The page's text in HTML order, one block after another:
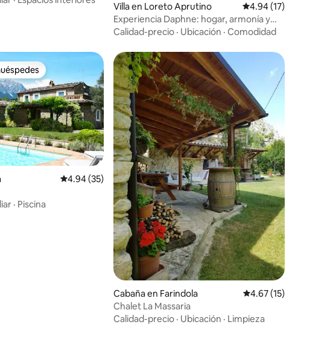
5, 16 reseñas Villa en Loreto Aprutino Calificación
4.94 (17)
Experiencia Daphne: hogar, armonía y
jardín
Calidad-precio · Ubicación · Comodidad
5, 4 reseñas
Calificación promedio: 4.94 de 5, 35 reseñas
4.94 (35)
· Piscina
Cabaña en Farindola Calificación
4.67 (15)
Chalet La Massaria
Calidad-precio · Ubicación · Limpieza